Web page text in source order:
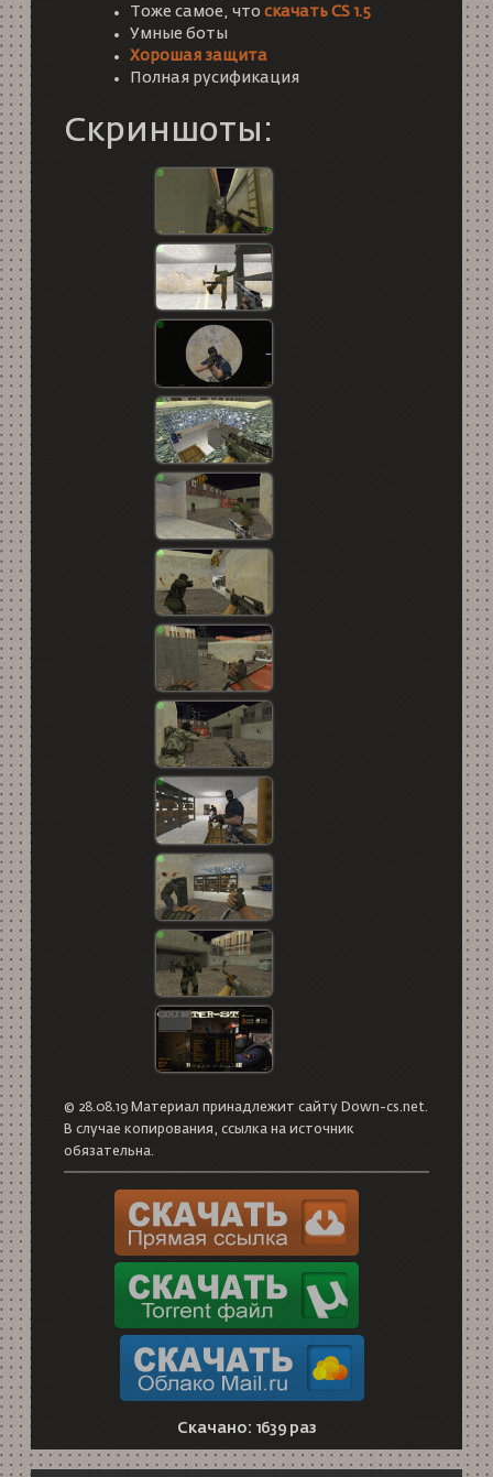
Тоже самое, что скачать CS 1.5
Умные боты
Хорошая защита
Полная русификация
Скриншоты:
© 28.08.19 Материал принадлежит сайту Down-cs.net.
В случае копирования, ссылка на источник
обязательна.
Скачано: 1639 раз